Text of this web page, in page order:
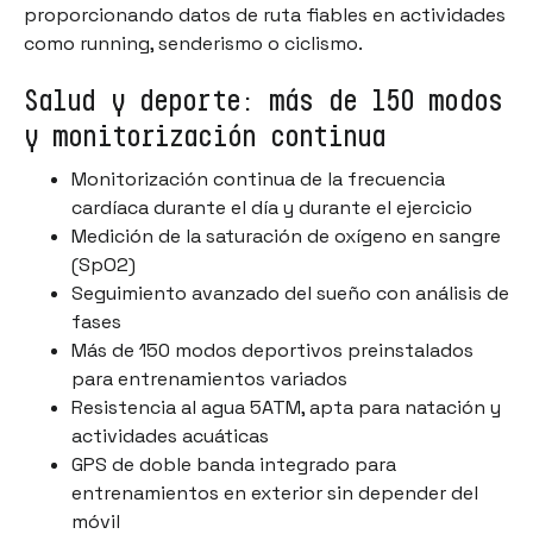
proporcionando datos de ruta fiables en actividades
como running, senderismo o ciclismo.
Salud y deporte: más de 150 modos
y monitorización continua
Monitorización continua de la frecuencia
cardíaca durante el día y durante el ejercicio
Medición de la saturación de oxígeno en sangre
(SpO2)
Seguimiento avanzado del sueño con análisis de
fases
Más de 150 modos deportivos preinstalados
para entrenamientos variados
Resistencia al agua 5ATM, apta para natación y
actividades acuáticas
GPS de doble banda integrado para
entrenamientos en exterior sin depender del
móvil